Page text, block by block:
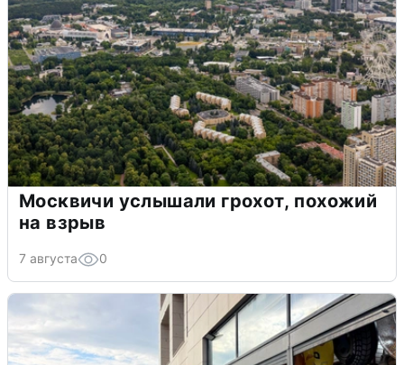
Москвичи услышали грохот, похожий
на взрыв
7 августа 0